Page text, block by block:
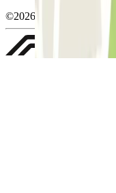
©2026 Parclick. Tous